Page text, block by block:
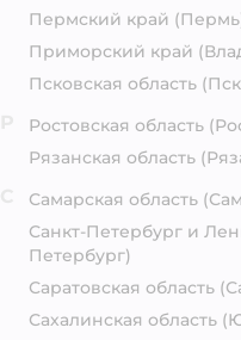
Пермский край
Приморский край
Псковская область
Ростовская область
Рязанская область
Самарская область
Санкт-Петербург и
Петербург)
Саратовская область
Сахалинская область